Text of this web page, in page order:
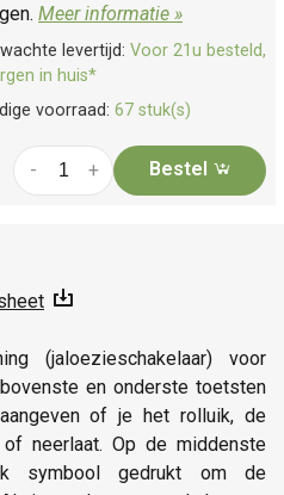
Meer informatie »
levertijd: Voor 21u besteld,
in huis*
voorraad: 67 stuk(s)
+
- Bestel
(jaloezieschakelaar) voor
en onderste toetsten
of je het rolluik, de
neerlaat. Op de middenste
symbool gedrukt om de